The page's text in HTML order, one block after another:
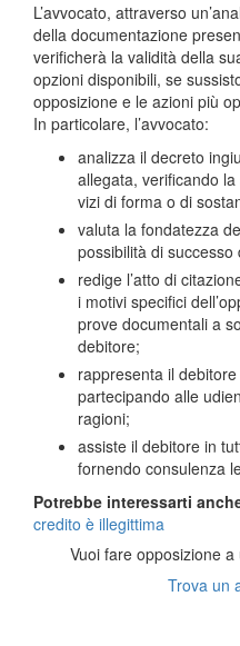
L’avvocato, attraverso
della documentazione
verificherà la validità della
opzioni disponibili, se
opposizione e le azioni più
In particolare, l’avvocato:
analizza il decreto
allegata, verificando
vizi di forma o di
valuta la fondatezza
possibilità di successo
redige l’atto di
i motivi specifici
prove documentali a
debitore;
rappresenta il
partecipando alle
ragioni;
assiste il debitore in
fornendo consulenza
Potrebbe interessarti
credito è illegittima
Vuoi fare opposizione
Trova un